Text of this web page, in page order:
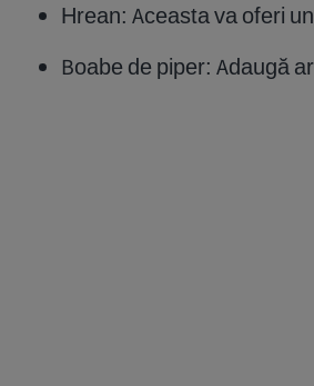
Hrean: Aceasta va oferi
Boabe de piper: Adaugă